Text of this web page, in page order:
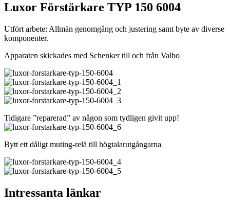
Luxor Förstärkare TYP 150 6004
Utfört arbete: Allmän genomgång och justering samt byte av diverse
komponenter.
Apparaten skickades med Schenker till och från Valbo
Tidigare ”reparerad” av någon som tydligen givit upp!
Bytt ett dåligt muting-relä till högtalarutgångarna
Intressanta länkar